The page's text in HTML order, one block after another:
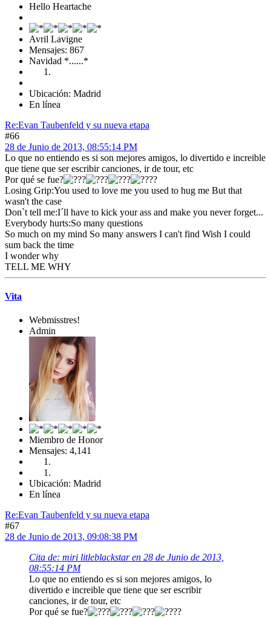
Hello Heartache
Avril Lavigne
Mensajes: 867
Navidad *......*
Ubicación: Madrid
En línea
Re:Evan Taubenfeld y su nueva etapa
#66
28 de Junio de 2013, 08:55:14 PM
Lo que no entiendo es si son mejores amigos, lo divertido e increible
que tiene que ser escribir canciones, ir de tour, etc
Por qué se fue?
?
Losing Grip:You used to love me you used to hug me But that
wasn't the case
Don`t tell me:I´ll have to kick your ass and make you never forget...
Everybody hurts:So many questions
So much on my mind So many answers I can't find Wish I could
sum back the time
I wonder why
TELL ME WHY
Vita
Webmisstres!
Admin
Miembro de Honor
Mensajes: 4,141
Ubicación: Madrid
En línea
Re:Evan Taubenfeld y su nueva etapa
#67
28 de Junio de 2013, 09:08:38 PM
Cita de: miri litleblackstar en 28 de Junio de 2013,
08:55:14 PM
Lo que no entiendo es si son mejores amigos, lo
divertido e increible que tiene que ser escribir
canciones, ir de tour, etc
Por qué se fue?
?